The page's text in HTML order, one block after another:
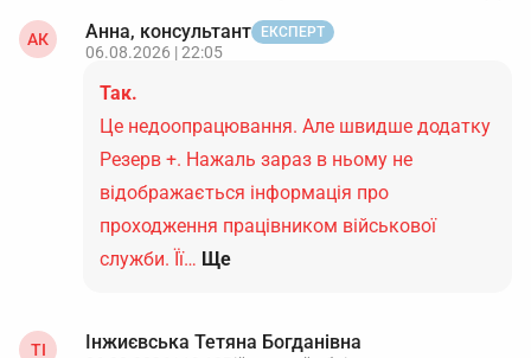
АК Анна, консультант ЕКСПЕРТ
06.08.2026 | 22:05
Так.
Це недоопрацювання. Але швидше додатку
Резерв +. Нажаль зараз в ньому не
відображається інформація про
проходження працівником військової
служби. Її… Ще
ТІ Інжиєвська Тетяна Богданівна